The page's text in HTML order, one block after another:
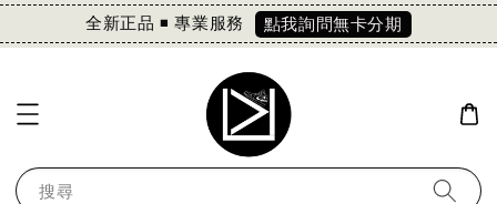
全新正品 ◾️ 專業服務 點我詢問無卡分期
搜尋